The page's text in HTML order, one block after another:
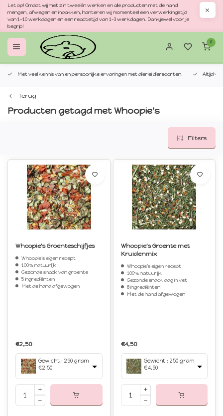
Let op! Omdat wij met z'n tweeën werken en alle producten met de hand
mengen, afwegen en inpakken, hanteren wij momenteel een verwerkingstijd
van 1–10 werkdagen en een reactietijd van 1–3 werkdagen. Dankjewel voor je
begrip!
0
Met veel kennis van en persoonlijke ervaringen met allerlei diersoorten. Altijd
Terug
Producten getagd met Whoopie's
Filters
Whoopie's Groenteschijfjes
Whoopie's eigen recept
100% natuurlijk
Gezonde snack van groente
5 ingrediënten
Met de hand afgewogen
€2,50
Gewicht : 250 gram
€2,50
Whoopie's Groente met
Kruidenmix
Whoopie's eigen recept
100% natuurlijk
Gezonde snack laag in vet
8 ingrediënten
Met de hand afgewogen
€4,50
Gewicht : 250 gram
€4,50